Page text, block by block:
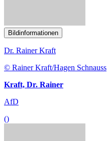
Bildinformationen
Dr. Rainer Kraft
© Rainer Kraft/Hagen Schnauss
Kraft, Dr. Rainer
AfD
()